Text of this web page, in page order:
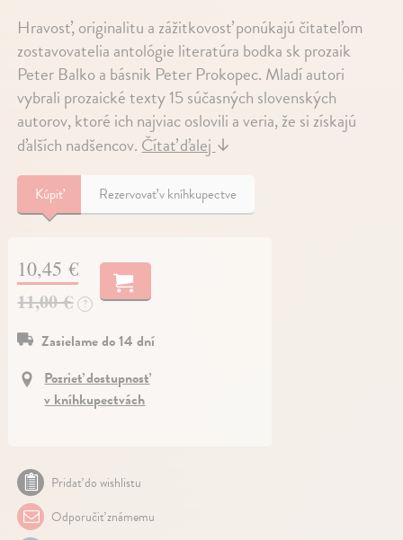
Hravosť, originalitu a zážitkovosť ponúkajú čitateľom
zostavovatelia antológie literatúra bodka sk prozaik
Peter Balko a básnik Peter Prokopec. Mladí autori
vybrali prozaické texty 15 súčasných slovenských
autorov, ktoré ich najviac oslovili a veria, že si získajú
ďalších nadšencov. Čítať ďalej ↓
Kúpiť Rezervovať v kníhkupectve
10,45 €
11,00 € ?
Zasielame do 14 dní
Pozrieť dostupnosť
v kníhkupectvách
Pridať do wishlistu
Odporučiť známemu